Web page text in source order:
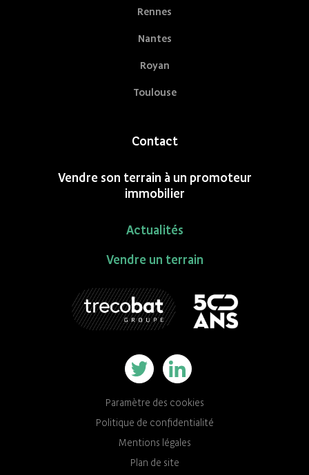
Rennes
Nantes
Royan
Toulouse
Contact
Vendre son terrain à un promoteur
immobilier
Actualités
Vendre un terrain
Paramètre des cookies
Politique de confidentialité
Mentions légales
Plan de site